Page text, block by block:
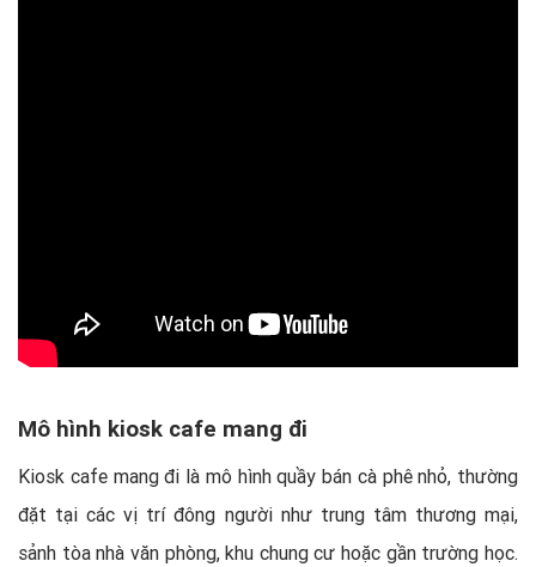
Mô hình kiosk cafe mang đi
Kiosk cafe mang đi là mô hình quầy bán cà phê nhỏ, thường
đặt tại các vị trí đông người như trung tâm thương mại,
sảnh tòa nhà văn phòng, khu chung cư hoặc gần trường học.